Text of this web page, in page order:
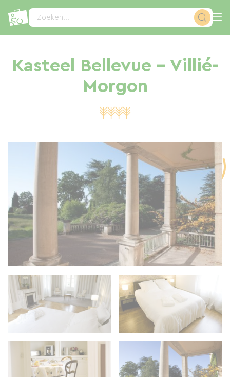
Zoeken...
Kasteel Bellevue - Villié-
Morgon
Cookies beheer paneel